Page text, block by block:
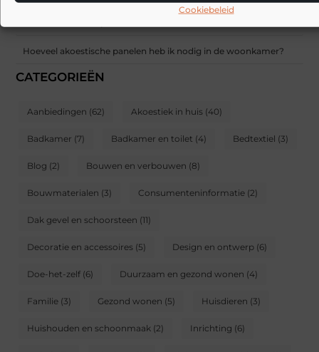
Cookiebeleid
Akoestische panelen combineren met interieur: zo maak je
Hoeveel akoestische panelen heb ik nodig in de woonkamer?
CATEGORIEËN
Aanbiedingen (62) Akoestiek in huis (40)
Badkamer (7) Badkamer en toilet (4) Bedtextiel (3)
Blog (2) Bouwen en verbouwen (8)
Bouwmaterialen (3) Consumenteninformatie (2)
Dak gevel en schoorsteen (11)
Decoratie en accessoires (5) Design en ontwerp (6)
Doe-het-zelf (6) Duurzaam en gezond wonen (4)
Familie (3) Gezond wonen (5) Huisdieren (3)
Huishouden en schoonmaak (2) Inrichting (6)